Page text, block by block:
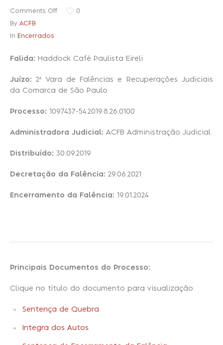
Comments Off 0
By ACFB
In Encerrados
Falida: Haddock Café Paulista Eireli
Juízo: 2ª Vara de Falências e Recuperações Judiciais
da Comarca de São Paulo
Processo: 1097437-54.2019.8.26.0100
Administradora Judicial: ACFB Administração Judicial
Distribuído: 30.09.2019
Decretação da Falência: 29.06.2021
Encerramento da Falência: 19.01.2024
Principais Documentos do Processo:
Clique no título do documento para visualização
Sentença de Quebra
Integra dos Autos